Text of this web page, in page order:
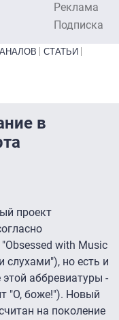
Реклама
Подписка
СТАТЬИ
в
проект
with Music
но есть и
аббревиатуры -
"O, боже!"). Новый
на поколение